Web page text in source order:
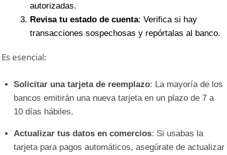
autorizadas.
Revisa tu estado de cuenta: Verifica si hay
transacciones sospechosas y repórtalas al banco.
Es esencial:
Solicitar una tarjeta de reemplazo: La mayoría de los
bancos emitirán una nueva tarjeta en un plazo de 7 a
10 días hábiles.
Actualizar tus datos en comercios: Si usabas la
tarjeta para pagos automáticos, asegúrate de actualizar